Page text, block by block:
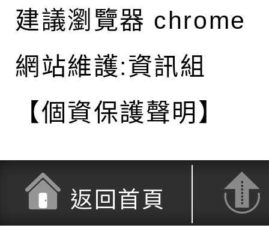
建議瀏覽器 chrome
網站維護:資訊組
【個資保護聲明】
返回首頁